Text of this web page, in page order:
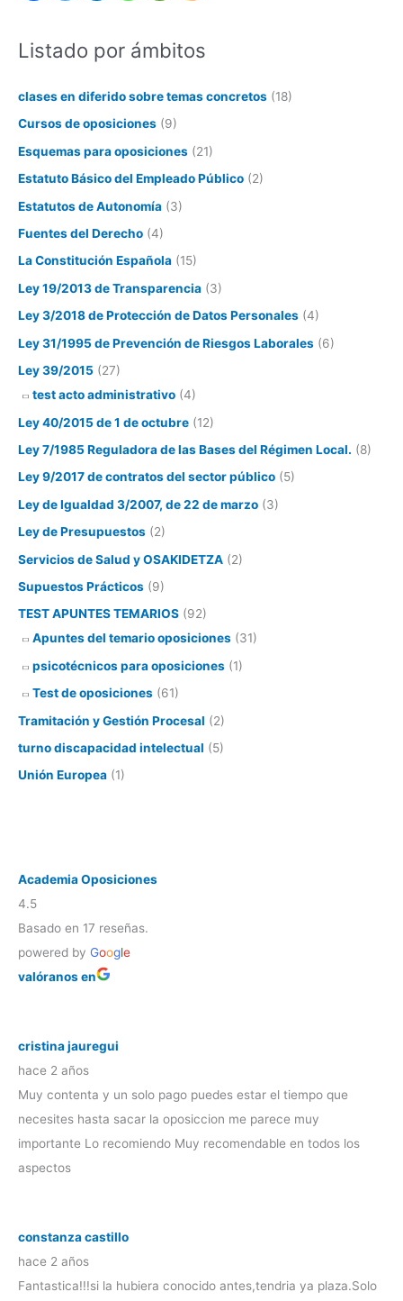
Listado por ámbitos
clases en diferido sobre temas concretos (18)
Cursos de oposiciones (9)
Esquemas para oposiciones (21)
Estatuto Básico del Empleado Público (2)
Estatutos de Autonomía (3)
Fuentes del Derecho (4)
La Constitución Española (15)
Ley 19/2013 de Transparencia (3)
Ley 3/2018 de Protección de Datos Personales (4)
Ley 31/1995 de Prevención de Riesgos Laborales (6)
Ley 39/2015 (27)
test acto administrativo (4)
Ley 40/2015 de 1 de octubre (12)
Ley 7/1985 Reguladora de las Bases del Régimen Local. (8)
Ley 9/2017 de contratos del sector público (5)
Ley de Igualdad 3/2007, de 22 de marzo (3)
Ley de Presupuestos (2)
Servicios de Salud y OSAKIDETZA (2)
Supuestos Prácticos (9)
TEST APUNTES TEMARIOS (92)
Apuntes del temario oposiciones (31)
psicotécnicos para oposiciones (1)
Test de oposiciones (61)
Tramitación y Gestión Procesal (2)
turno discapacidad intelectual (5)
Unión Europea (1)
Academia Oposiciones
4.5
Basado en 17 reseñas.
powered by Google
valóranos en
cristina jauregui
hace 2 años
Muy contenta y un solo pago puedes estar el tiempo que
necesites hasta sacar la oposiccion me parece muy
importante Lo recomiendo Muy recomendable en todos los
aspectos
constanza castillo
hace 2 años
Fantastica!!!si la hubiera conocido antes,tendria ya plaza.Solo